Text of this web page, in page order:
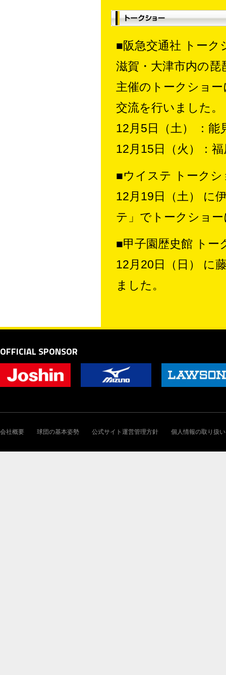
■阪急交通社 トーク
滋賀・大津市内の
主催のトークショ
交流を行いました。
12月5日（土） ：能
12月15日（火）：
■ウイステ トークシ
12月19日（土） に
テ」でトークショ
■甲子園歴史館 トー
12月20日（日） に
ました。
OFFICIAL SPONSOR
会社概要 球団の基本姿勢 公式サイト運営管理方針 個人情報の取り扱い